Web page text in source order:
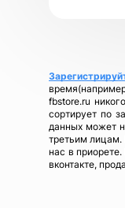
fbstore.ru
сортирует по
данных может
третьим лицам.
нас в приорете.
вконтакте,